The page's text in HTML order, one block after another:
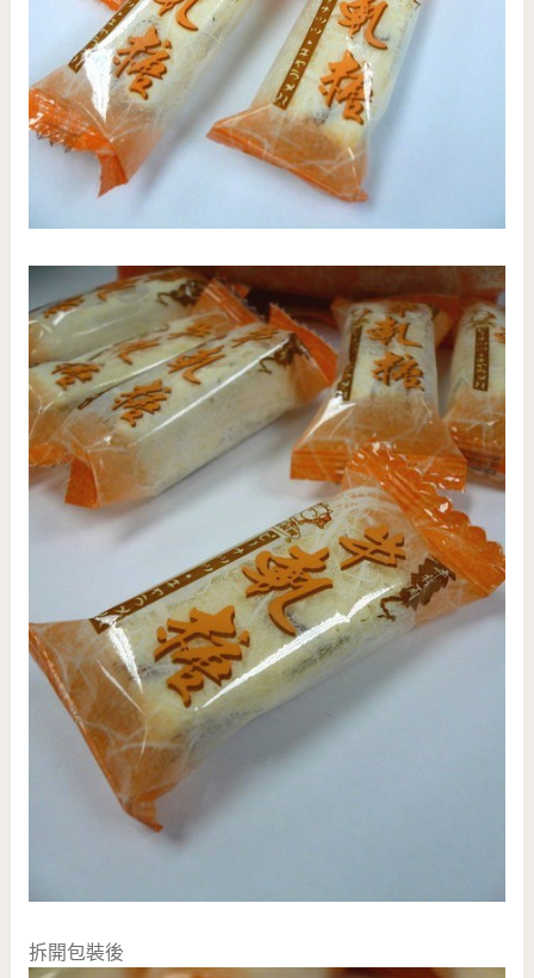
拆開包裝後